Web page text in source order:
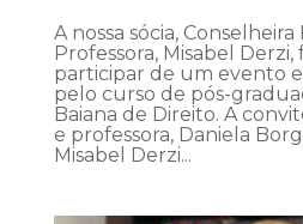
A nossa sócia,
Professora, Misabel
participar de um evento
pelo curso de pós-
Baiana de Direito. A
e professora, Daniela
Misabel Derzi...